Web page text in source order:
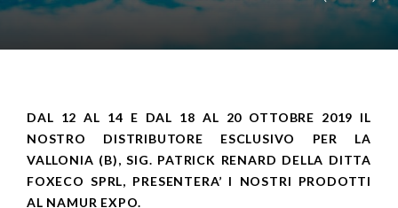
DAL 12 AL 14 E DAL 18 AL 20 OTTOBRE 2019 IL
NOSTRO DISTRIBUTORE ESCLUSIVO PER LA
VALLONIA (B), SIG. PATRICK RENARD DELLA DITTA
FOXECO SPRL, PRESENTERA’ I NOSTRI PRODOTTI
AL NAMUR EXPO.